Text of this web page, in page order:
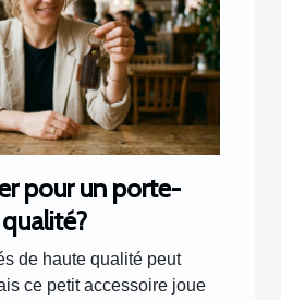
pour un porte-
de haute qualité peut
ce petit accessoire joue